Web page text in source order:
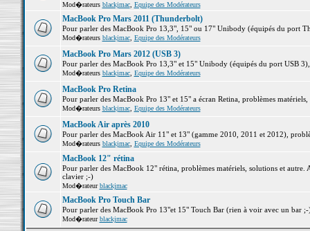
Mod�rateurs blackjmac, Equipe des Modérateurs
MacBook Pro Mars 2011 (Thunderbolt)
Pour parler des MacBook Pro 13,3", 15" ou 17" Unibody (équipés du port
Mod�rateurs blackjmac, Equipe des Modérateurs
MacBook Pro Mars 2012 (USB 3)
Pour parler des MacBook Pro 13,3" et 15" Unibody (équipés du port USB
Mod�rateurs blackjmac, Equipe des Modérateurs
MacBook Pro Retina
Pour parler des MacBook Pro 13" et 15" a écran Retina, problèmes matériels,
Mod�rateurs blackjmac, Equipe des Modérateurs
MacBook Air après 2010
Pour parler des MacBook Air 11" et 13" (gamme 2010, 2011 et 2012),
Mod�rateurs blackjmac, Equipe des Modérateurs
MacBook 12" rétina
Pour parler des MacBook 12" rétina, problèmes matériels, solutions et
clavier ;-)
Mod�rateurblackjmac
MacBook Pro Touch Bar
Pour parler des MacBook Pro 13"et 15" Touch Bar (rien à voir avec un bar
Mod�rateurblackjmac